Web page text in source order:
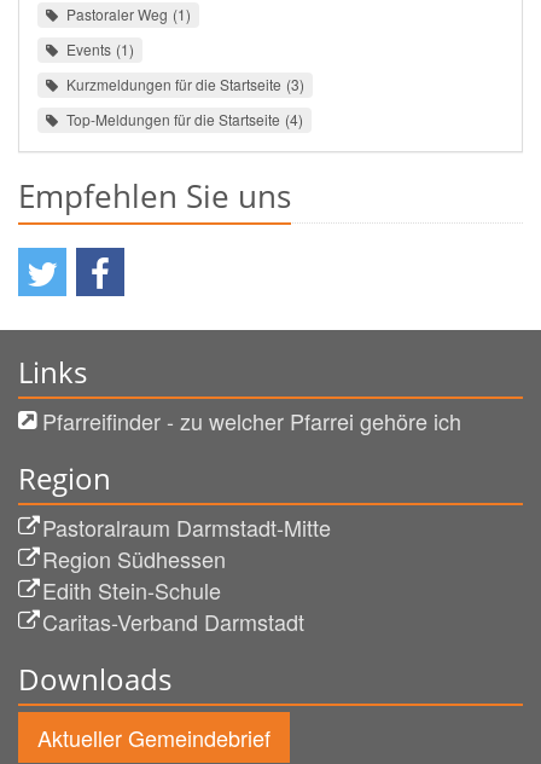
Pastoraler Weg 1
Events 1
Kurzmeldungen für die Startseite 3
Top-Meldungen für die Startseite 4
Empfehlen Sie uns
Links
Pfarreifinder - zu welcher Pfarrei gehöre ich
Region
Pastoralraum Darmstadt-Mitte
Region Südhessen
Edith Stein-Schule
Caritas-Verband Darmstadt
Downloads
Aktueller Gemeindebrief